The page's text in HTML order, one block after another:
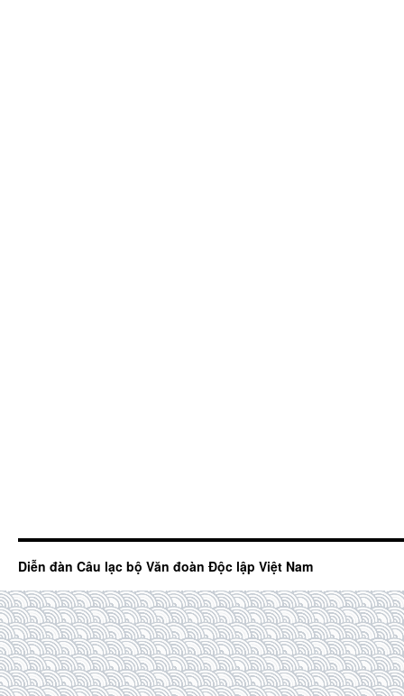
Diễn đàn Câu lạc bộ Văn đoàn Độc lập Việt Nam